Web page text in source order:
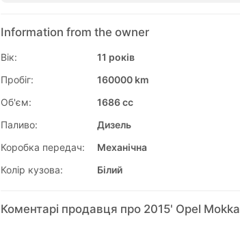
Information from the owner
Вік:
11 років
Пробіг:
160000 km
Об'єм:
1686 cc
Паливо:
Дизель
Коробка передач:
Механічна
Колір кузова:
Білий
Коментарі продавця про 2015' Opel Mokka